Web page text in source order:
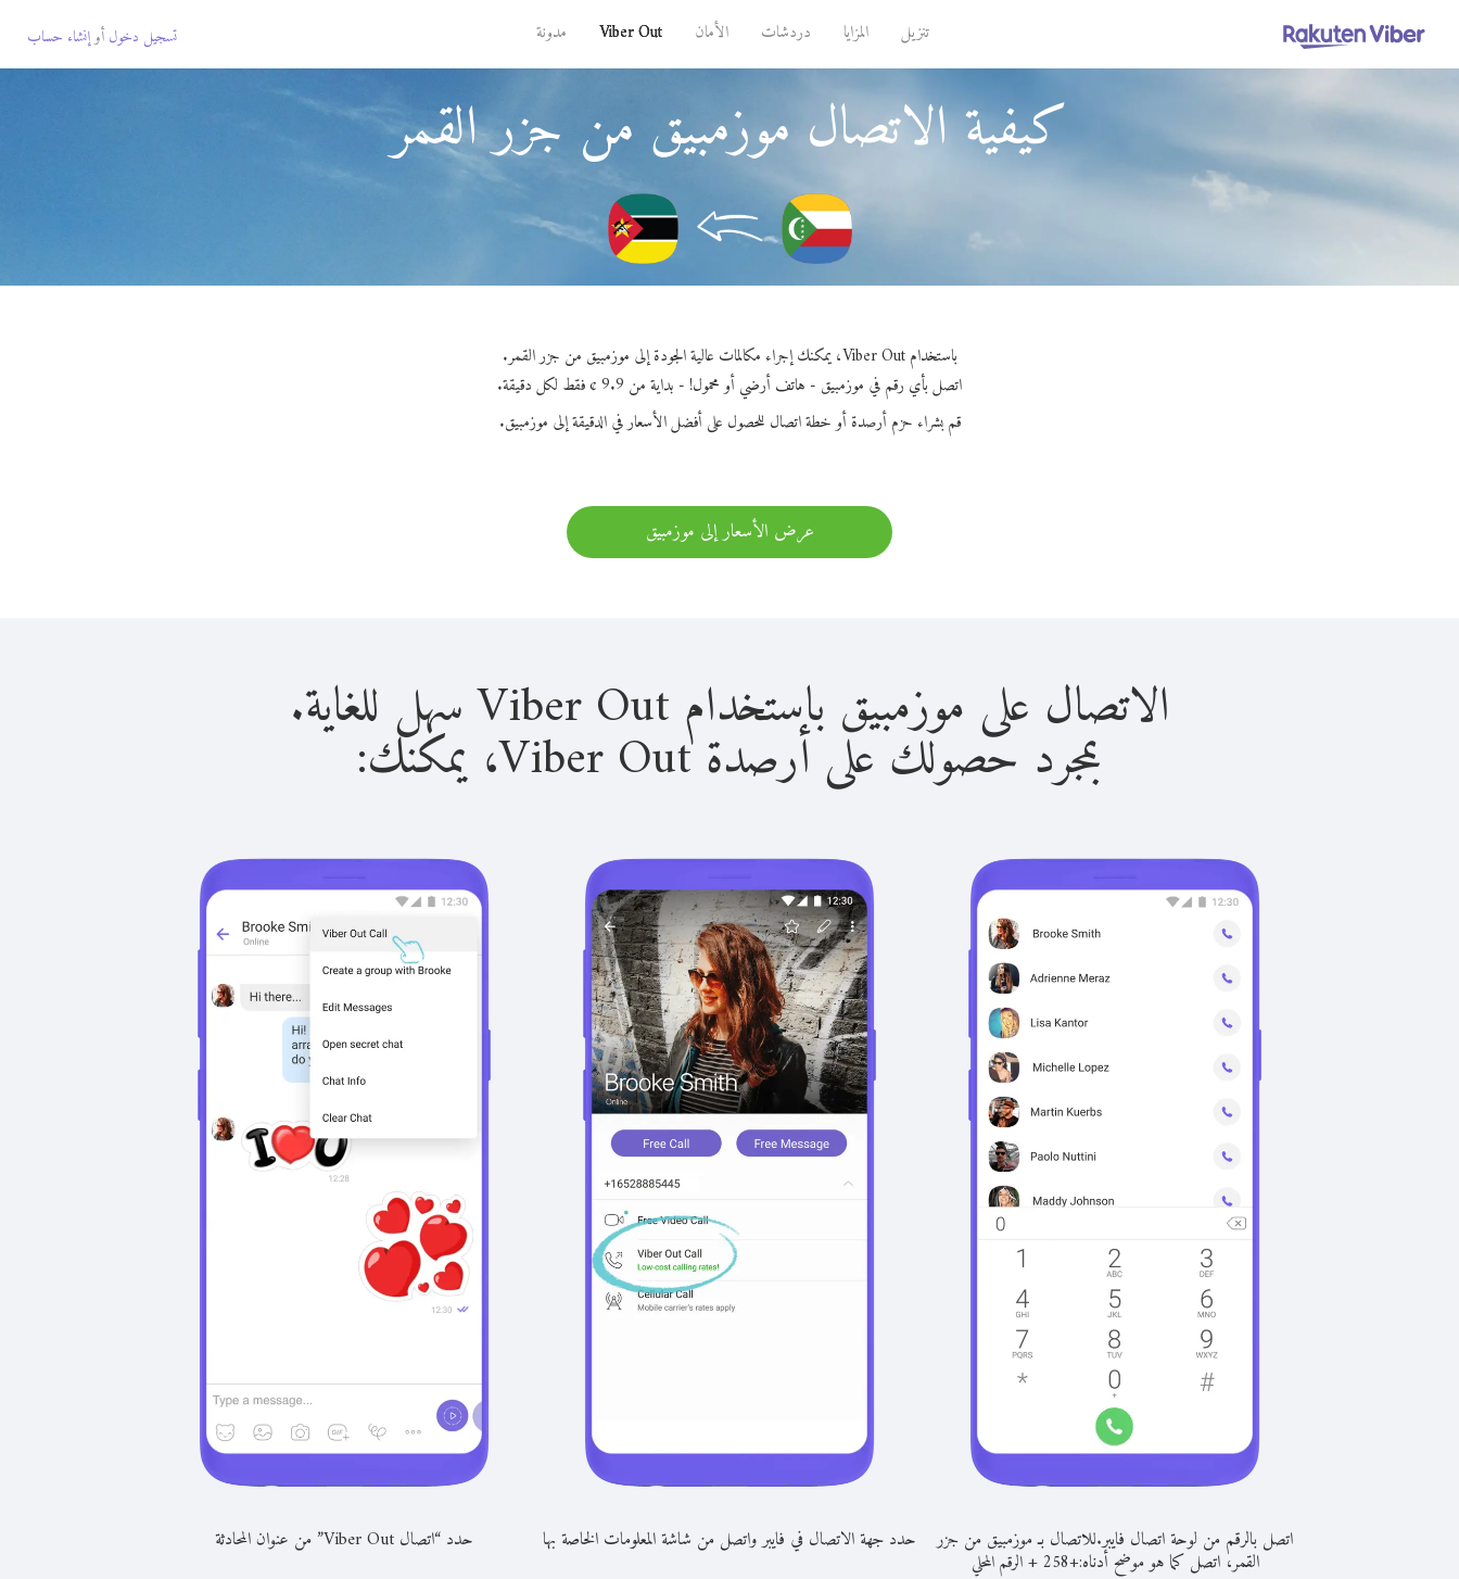
تنزيل المزايا دردشات الأمان Viber Out مدونة تسجيل دخول أوإنشاء حساب
كيفية الاتصال موزمبيق من جزر القمر
باستخدام Viber Out، يمكنك إجراء مكالمات عالية الجودة إلى موزمبيق من جزر القمر.
اتصل بأي رقم في موزمبيق - هاتف أرضي أو محمول! - بداية من 9.9 ¢ فقط لكل دقيقة.
قم بشراء حزم أرصدة أو خطة اتصال للحصول على أفضل الأسعار في الدقيقة إلى موزمبيق.
عرض الأسعار إلى موزمبيق
الاتصال على موزمبيق باستخدام Viber Out سهل للغاية.
بمجرد حصولك على أرصدة Viber Out، يمكنك:
اتصل بالرقم من لوحة اتصال فايبر.للاتصال بـ موزمبيق من جزر
القمر، اتصل كما هو موضح أدناه:+
258
+الرقم المحلي
حدد جهة الاتصال في فايبر واتصل من شاشة المعلومات الخاصة بها حدد “اتصال Viber Out” من عنوان المحادثة